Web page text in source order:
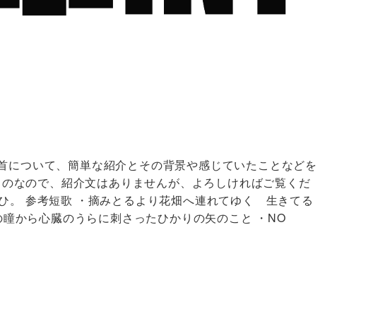
ついて、簡単な紹介とその背景や感じていたことなどを
なので、紹介文はありませんが、よろしければご覧くだ
。 参考短歌 ・摘みとるより花畑へ連れてゆく 生きてる
から心臓のうらに刺さったひかりの矢のこと ・NO